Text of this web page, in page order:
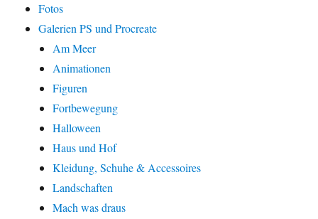
Fotos
Galerien PS und Procreate
Am Meer
Animationen
Figuren
Fortbewegung
Halloween
Haus und Hof
Kleidung, Schuhe & Accessoires
Landschaften
Mach was draus